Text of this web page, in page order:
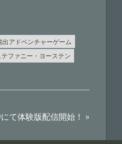
出アドベンチャーゲーム
テファニー・ヨーステン
て体験版配信開始！